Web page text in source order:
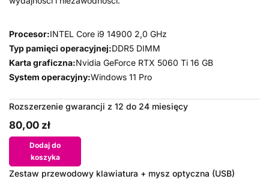
Procesor:INTEL Core i9 14900 2,0 GHz
Typ pamięci operacyjnej:DDR5 DIMM
Karta graficzna:Nvidia GeForce RTX 5060 Ti 16 GB
System operacyjny:Windows 11 Pro
Rozszerzenie gwarancji z 12 do 24 miesięcy
80,00 zł
Dodaj do
koszyka
Zestaw przewodowy klawiatura + mysz optyczna (USB)